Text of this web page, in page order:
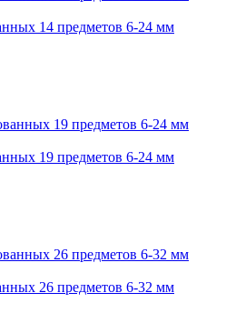
14 предметов 6-24 мм
19 предметов 6-24 мм
26 предметов 6-32 мм